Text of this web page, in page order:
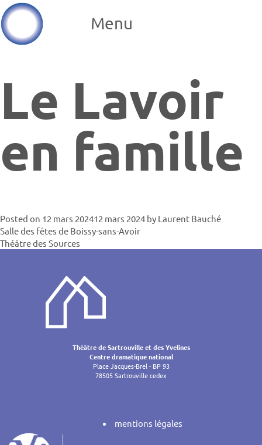
Menu
Le Lavoir
en famille
Posted on 12 mars 202412 mars 2024 by Laurent Bauché
de
l’article
Salle des fêtes de Boissy-sans-Avoir
Théâtre des Sources
Théâtre de Sartrouville et des Yvelines
Centre dramatique national
Place Jacques-Brel - BP 93
78505 Sartrouville cedex
mentions légales